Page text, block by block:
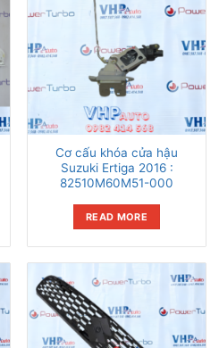
Cơ cấu khóa cửa hậu
Suzuki Ertiga 2016 :
82510M60M51-000
READ MORE